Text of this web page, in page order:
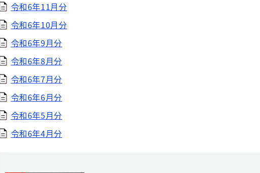
令和6年11月分
令和6年10月分
令和6年9月分
令和6年8月分
令和6年7月分
令和6年6月分
令和6年5月分
令和6年4月分